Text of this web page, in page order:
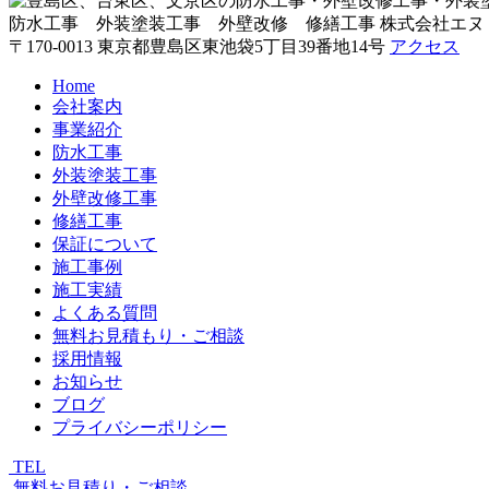
防水工事 外装塗装工事 外壁改修 修繕工事 株式会社エヌ
〒170-0013 東京都豊島区東池袋5丁目39番地14号 アクセス
Home
会社案内
事業紹介
防水工事
外装塗装工事
外壁改修工事
修繕工事
保証について
施工事例
施工実績
よくある質問
無料お見積もり・ご相談
採用情報
お知らせ
ブログ
プライバシーポリシー
TEL